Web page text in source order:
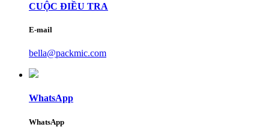
CUỘC ĐIỀU TRA
E-mail
bella@packmic.com
WhatsApp
WhatsApp